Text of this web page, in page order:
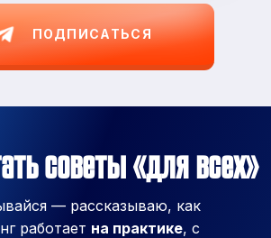
ПОДПИСАТЬСЯ
советы «для всех»
— рассказываю, как
работает на практике, с